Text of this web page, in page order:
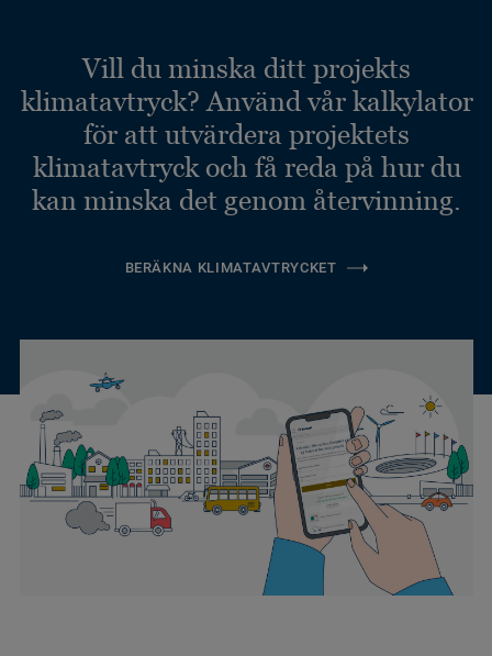
Vill du minska ditt projekts
klimatavtryck? Använd vår kalkylator
för att utvärdera projektets
klimatavtryck och få reda på hur du
kan minska det genom återvinning.
BERÄKNA KLIMATAVTRYCKET